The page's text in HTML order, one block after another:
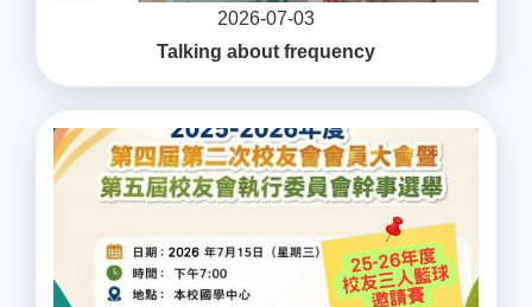
2026-07-03
Talking about frequency